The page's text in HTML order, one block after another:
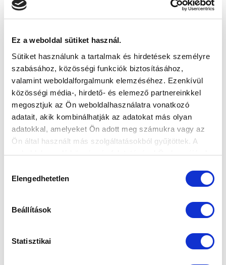
Ez a weboldal sütiket használ.
Sütiket használunk a tartalmak és hirdetések személyre
szabásához, közösségi funkciók biztosításához,
valamint weboldalforgalmunk elemzéséhez. Ezenkívül
közösségi média-, hirdető- és elemező partnereinkkel
megosztjuk az Ön weboldalhasználatra vonatkozó
adatait, akik kombinálhatják az adatokat más olyan
adatokkal, amelyeket Ön adott meg számukra vagy az
Ön által használt más szolgáltatásokból gyűjtöttek. A
weboldalon való böngészés folytatásával Ön hozzájárul a
kiválasztása
Elengedhetetlen
Beállítások
Statisztikai